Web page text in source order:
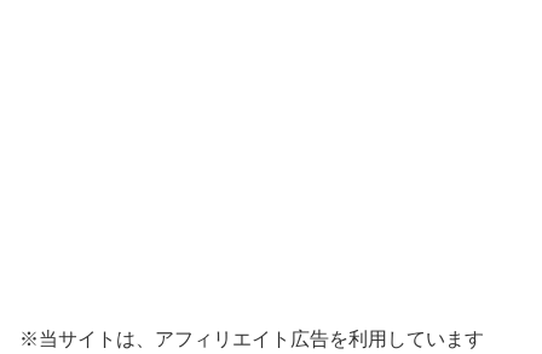
※当サイトは、アフィリエイト広告を利用しています